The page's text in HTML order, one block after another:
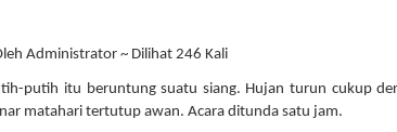
Administrator ~ Dilihat 246 Kali
putih itu beruntung suatu siang. Hujan turun cukup
matahari tertutup awan. Acara ditunda satu jam.